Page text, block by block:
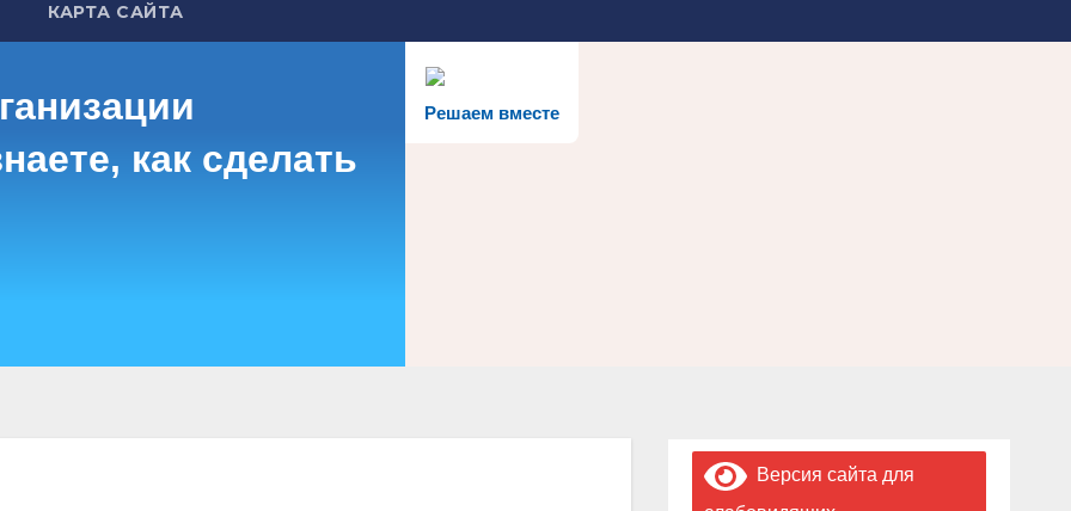
КАРТА САЙТА
Решаем вместе
как сделать
Версия сайта для